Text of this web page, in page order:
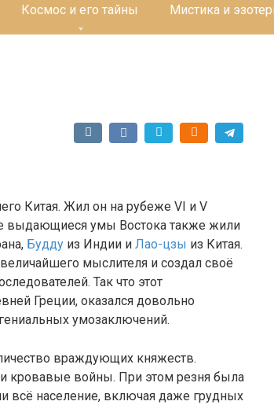
Космос и его тайны Мистика и
Китая. Жил он на рубеже VI и V
выдающиеся умы Востока также жили
Будду из Индии и Лао-цзы из Китая.
мыслителя и создал своё
Так что этот
Греции, оказался довольно
умозаключений.
враждующих княжеств.
кровавые войны. При этом резня была
всё население, включая даже грудных